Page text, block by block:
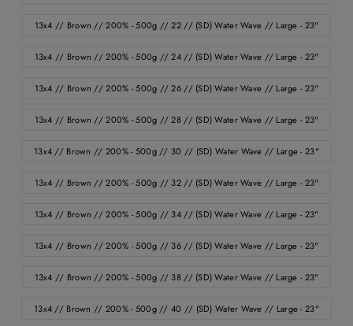
13x4 // Brown // 200% - 500g // 22 // (SD) Water Wave // Large - 23"
13x4 // Brown // 200% - 500g // 24 // (SD) Water Wave // Large - 23"
13x4 // Brown // 200% - 500g // 26 // (SD) Water Wave // Large - 23"
13x4 // Brown // 200% - 500g // 28 // (SD) Water Wave // Large - 23"
13x4 // Brown // 200% - 500g // 30 // (SD) Water Wave // Large - 23"
13x4 // Brown // 200% - 500g // 32 // (SD) Water Wave // Large - 23"
13x4 // Brown // 200% - 500g // 34 // (SD) Water Wave // Large - 23"
13x4 // Brown // 200% - 500g // 36 // (SD) Water Wave // Large - 23"
13x4 // Brown // 200% - 500g // 38 // (SD) Water Wave // Large - 23"
13x4 // Brown // 200% - 500g // 40 // (SD) Water Wave // Large - 23"